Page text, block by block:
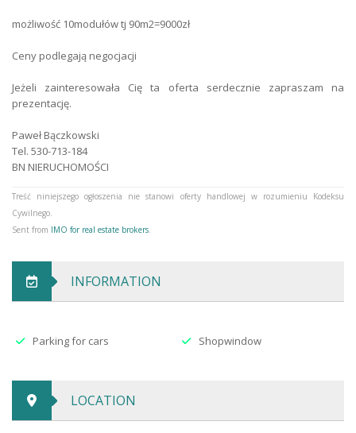
Electricity
Security Type
Fencing none
Premises type
możliwość 10modułów tj 90m2=9000zł
Ceny podlegają negocjacji
Jeżeli zainteresowała Cię ta oferta serdecznie zapraszam na
prezentację.
Paweł Bączkowski
Tel. 530-713-184
BN NIERUCHOMOŚCI
Treść niniejszego ogłoszenia nie stanowi oferty handlowej w rozumieniu Kodeksu
Cywilnego.
Sent from IMO for real estate brokers
INFORMATION
Parking for cars Shopwindow
LOCATION